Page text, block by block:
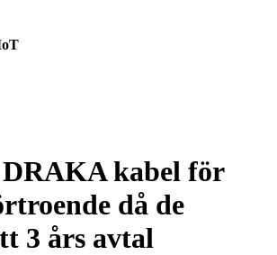
kabel för
då de
3 års avtal